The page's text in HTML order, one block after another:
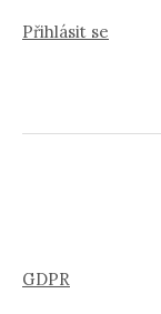
Přihlásit se
GDPR